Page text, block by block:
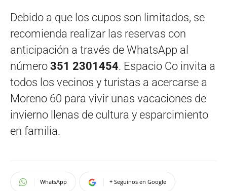
Debido a que los cupos son limitados, se
recomienda realizar las reservas con
anticipación a través de WhatsApp al
número 351 2301454. Espacio Co invita a
todos los vecinos y turistas a acercarse a
Moreno 60 para vivir unas vacaciones de
invierno llenas de cultura y esparcimiento
en familia.
WhatsApp + Seguinos en Google